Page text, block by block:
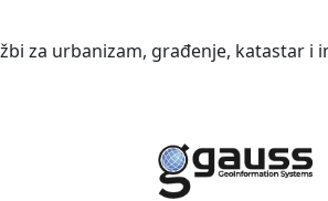
za urbanizam, građenje, katastar i